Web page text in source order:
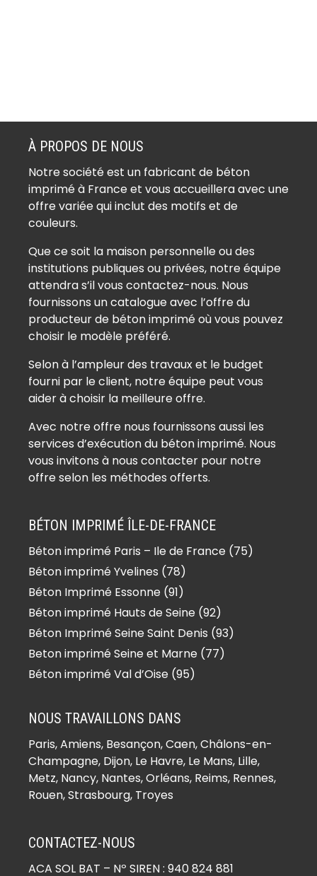
À PROPOS DE NOUS
Notre société est un fabricant de béton
imprimé à France et vous accueillera avec une
offre variée qui inclut des motifs et de
couleurs.
Que ce soit la maison personnelle ou des
institutions publiques ou privées, notre équipe
attendra s’il vous contactez-nous. Nous
fournissons un catalogue avec l’offre du
producteur de béton imprimé où vous pouvez
choisir le modèle préféré.
Selon à l’ampleur des travaux et le budget
fourni par le client, notre équipe peut vous
aider à choisir la meilleure offre.
Avec notre offre nous fournissons aussi les
services d’exécution du béton imprimé. Nous
vous invitons à nous contacter pour notre
offre selon les méthodes offerts.
BÉTON IMPRIMÉ ÎLE-DE-FRANCE
Béton imprimé Paris – Ile de France (75)
Béton imprimé Yvelines (78)
Béton Imprimé Essonne (91)
Béton imprimé Hauts de Seine (92)
Béton Imprimé Seine Saint Denis (93)
Beton imprimé Seine et Marne (77)
Béton imprimé Val d’Oise (95)
NOUS TRAVAILLONS DANS
Paris,Amiens, Besançon, Caen, Châlons-en-
Champagne, Dijon, Le Havre, Le Mans, Lille,
Metz, Nancy, Nantes, Orléans, Reims, Rennes,
Rouen, Strasbourg, Troyes
CONTACTEZ-NOUS
ACA SOL BAT – Nº SIREN : 940 824 881